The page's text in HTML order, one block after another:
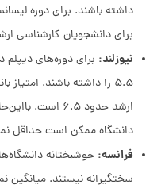
برای دانشجویان کارشناسی ارشد،
نیوزلند: برای دوره‌های دیپلم
۵.۵ را داشته باشند.
ارشد حدود ۶.۵
دانشگاه ممکن است حداقل نمره ۷ را از شما درخواست
فرانسه: خوشبختانه
سختگیرانه نیستند. میانگین